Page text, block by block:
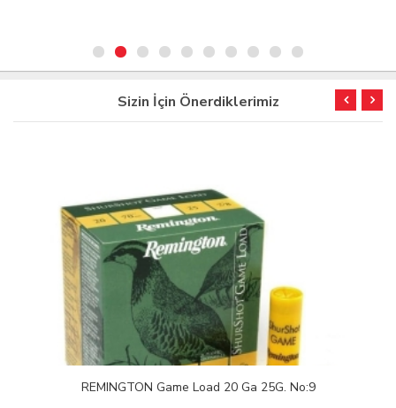
Sizin İçin Önerdiklerimiz
REMINGTON Game Load 20 Ga 25G. No:9